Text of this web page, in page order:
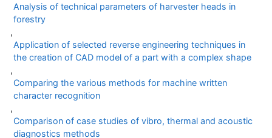
Analysis of technical parameters of harvester heads in
forestry
,
Application of selected reverse engineering techniques in
the creation of CAD model of a part with a complex shape
,
Comparing the various methods for machine written
character recognition
,
Comparison of case studies of vibro, thermal and acoustic
diagnostics methods